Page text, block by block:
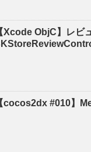
Xcode ObjC】レビ
cocos2dx #010】